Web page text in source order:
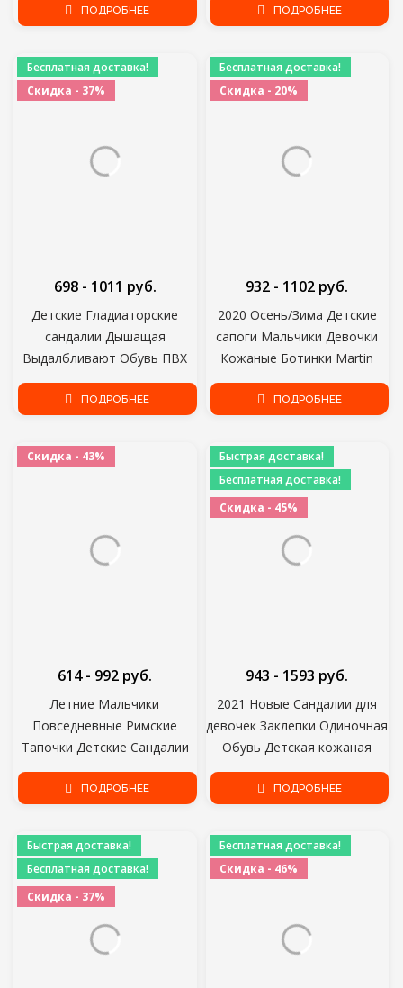
Дети Девушки Спортивная
ПОДРОБНЕЕ
Детские Спортивные Мягкие
детские сандалии B841
ПОДРОБНЕЕ
Бесплатная доставка!
Скидка - 37%
Детские Гладиаторские
сандалии Дышащая
Выдалбливают Обувь ПВХ
Летняя Детская Обувь 2021
Мода Пляж Детские
девочек
698 - 1011 руб.
ПОДРОБНЕЕ
Бесплатная доставка!
Скидка - 20%
2020 Осень/Зима Детские
сапоги Мальчики Девочки
Кожаные Ботинки Martin
Плюшевые Модные
водонепроницаемые
Детские сапоги Обувь 21-30
932 - 1102 руб.
ПОДРОБНЕЕ
Скидка - 43%
Летние Мальчики
Повседневные Римские
Тапочки Детские Сандалии
Детские Девочки Малыш
Мягкая нескользящая
Конфеты Желе Пляжная
Обувь
614 - 992 руб.
ПОДРОБНЕЕ
Быстрая доставка!
Бесплатная доставка!
Скидка - 45%
2021 Новые Сандалии для
девочек Заклепки Одиночная
Обувь Детская кожаная
Обувь детская обнаженная
сандалия малыш Девушки
Танцевальные туфли
943 - 1593 руб.
ПОДРОБНЕЕ
Быстрая доставка!
Бесплатная доставка!
Скидка - 37%
Бесплатная доставка!
Скидка - 46%